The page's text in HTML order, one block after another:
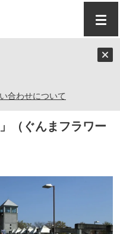
合わせについて
フラワーパークプラ
（ぐんまフラワー